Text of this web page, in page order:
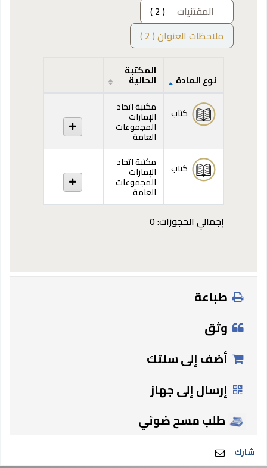
المقتنيات
( 2 )
ملاحظات العنوان ( 2 )
المقتنيات
نوع المادة
المكتبة
الحالية
كتاب مكتبة اتحاد
الإمارات
المجموعات
العامة
كتاب
مكتبة اتحاد
الإمارات
المجموعات
العامة
إجمالي الحجوزات: 0
طباعة
وثق
أضف إلى سلتك
إرسال إلى جهاز
طلب مسح ضوئي
شارك